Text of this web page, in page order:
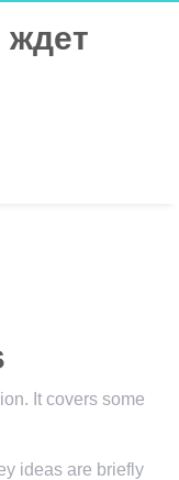
ждет
It covers some
ideas are briefly